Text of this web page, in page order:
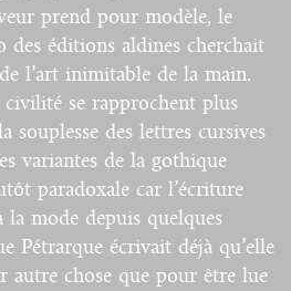
prend pour modèle, le
éditions aldines cherchait
l’art inimitable de la main.
civilité se rapprochent plus
souplesse des lettres cursives
variantes de la gothique
paradoxale car l’écriture
la mode depuis quelques
Pétrarque écrivait déjà qu’elle
autre chose que pour être lue